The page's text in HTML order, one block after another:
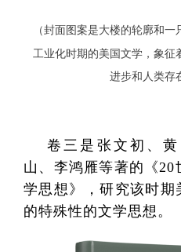
（封面图案是大楼的轮廓和
工业化时期的美国文学，象
进步和人类存
卷三是张文初、
山、李鸿雁等著的《20
学思想》，研究该时
的特殊性的文学思想。